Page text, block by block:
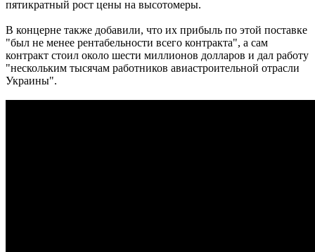
пятикратный рост цены на высотомеры.
В концерне также добавили, что их прибыль по этой поставке
"был не менее рентабельности всего контракта", а сам
контракт стоил около шести миллионов долларов и дал работу
"нескольким тысячам работников авиастроительной отрасли
Украины".